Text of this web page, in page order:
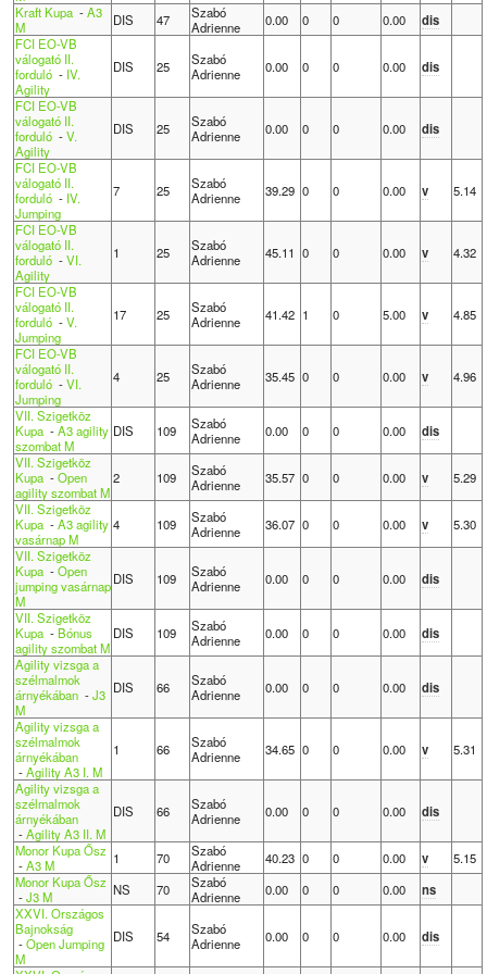
Kraft Kupa-A3
M
DIS 47
Szabó
Adrienne
0.00 0 0 0.00
dis
FCI EO-VB
válogató II.
forduló- IV.
Agility
DIS 25
Szabó
Adrienne
0.00 0 0 0.00 dis
FCI EO-VB
válogató II.
forduló-V.
Agility
DIS 25
Szabó
Adrienne
0.00 0 0 0.00 dis
FCI EO-VB
válogató II.
forduló- IV.
Jumping
7 25
Szabó
Adrienne
39.29 0 0 0.00 v 5.14
FCI EO-VB
válogató II.
forduló-VI.
Agility
1 25
Szabó
Adrienne
45.11 0 0 0.00 v 4.32
FCI EO-VB
válogató II.
forduló-V.
Jumping
17 25
Szabó
Adrienne
41.42 1 0 5.00 v 4.85
FCI EO-VB
válogató II.
forduló-VI.
Jumping
4 25
Szabó
Adrienne
35.45 0 0 0.00 v 4.96
VII. Szigetköz
Kupa-A3 agility
szombat M
DIS 109
Szabó
Adrienne
0.00 0 0 0.00
dis
VII. Szigetköz
Kupa-Open
agility szombat M
2 109
Szabó
Adrienne
35.57 0 0 0.00 v
5.29
VII. Szigetköz
Kupa-A3 agility
vasárnap M
4 109
Szabó
Adrienne
36.07 0 0 0.00 v
5.30
VII. Szigetköz
Kupa-Open
jumping vasárnap
M
DIS 109
Szabó
Adrienne
0.00 0 0 0.00 dis
VII. Szigetköz
Kupa-Bónus
agility szombat M
DIS 109
Szabó
Adrienne
0.00 0 0 0.00
dis
Agility vizsga a
szélmalmok
árnyékában-J3
M
DIS 66
Szabó
Adrienne
0.00 0 0 0.00 dis
Agility vizsga a
szélmalmok
árnyékában
-Agility A3 I. M
1 66
Szabó
Adrienne
34.65 0 0 0.00 v 5.31
Agility vizsga a
szélmalmok
árnyékában
-Agility A3 II. M
DIS 66
Szabó
Adrienne
0.00 0 0 0.00 dis
Monor Kupa Ősz
-A3 M 1 70
Szabó
Adrienne
40.23 0 0 0.00 v
5.15
Monor Kupa Ősz
-J3 M NS 70
Szabó
Adrienne
0.00 0 0 0.00
ns
XXVI. Országos
Bajnokság
-Open Jumping
M
DIS 54
Szabó
Adrienne
0.00 0 0 0.00 dis